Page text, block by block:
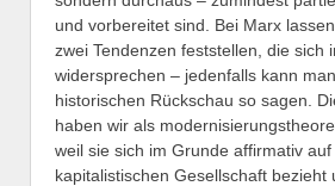
und vorbereitet sind. Bei Marx
zwei Tendenzen feststellen, die sich
widersprechen – jedenfalls kann
historischen Rückschau so sagen.
haben wir als
weil sie sich im Grunde affirmativ
kapitalistischen Gesellschaft bezieht